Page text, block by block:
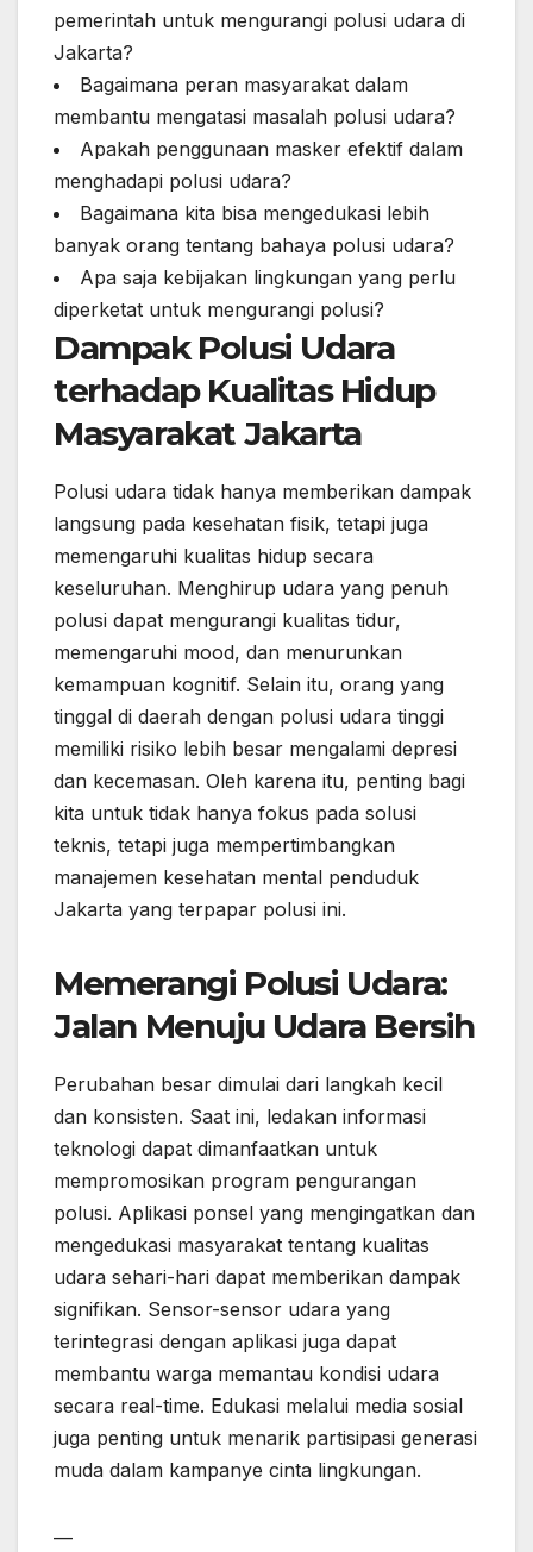
pemerintah untuk mengurangi polusi udara di
Jakarta?
Bagaimana peran masyarakat dalam
membantu mengatasi masalah polusi udara?
Apakah penggunaan masker efektif dalam
menghadapi polusi udara?
Bagaimana kita bisa mengedukasi lebih
banyak orang tentang bahaya polusi udara?
Apa saja kebijakan lingkungan yang perlu
diperketat untuk mengurangi polusi?
Dampak Polusi Udara
terhadap Kualitas Hidup
Masyarakat Jakarta
Polusi udara tidak hanya memberikan dampak
langsung pada kesehatan fisik, tetapi juga
memengaruhi kualitas hidup secara
keseluruhan. Menghirup udara yang penuh
polusi dapat mengurangi kualitas tidur,
memengaruhi mood, dan menurunkan
kemampuan kognitif. Selain itu, orang yang
tinggal di daerah dengan polusi udara tinggi
memiliki risiko lebih besar mengalami depresi
dan kecemasan. Oleh karena itu, penting bagi
kita untuk tidak hanya fokus pada solusi
teknis, tetapi juga mempertimbangkan
manajemen kesehatan mental penduduk
Jakarta yang terpapar polusi ini.
Memerangi Polusi Udara:
Jalan Menuju Udara Bersih
Perubahan besar dimulai dari langkah kecil
dan konsisten. Saat ini, ledakan informasi
teknologi dapat dimanfaatkan untuk
mempromosikan program pengurangan
polusi. Aplikasi ponsel yang mengingatkan dan
mengedukasi masyarakat tentang kualitas
udara sehari-hari dapat memberikan dampak
signifikan. Sensor-sensor udara yang
terintegrasi dengan aplikasi juga dapat
membantu warga memantau kondisi udara
secara real-time. Edukasi melalui media sosial
juga penting untuk menarik partisipasi generasi
muda dalam kampanye cinta lingkungan.
—